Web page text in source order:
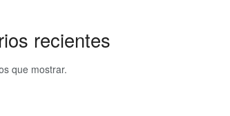
recientes
que mostrar.